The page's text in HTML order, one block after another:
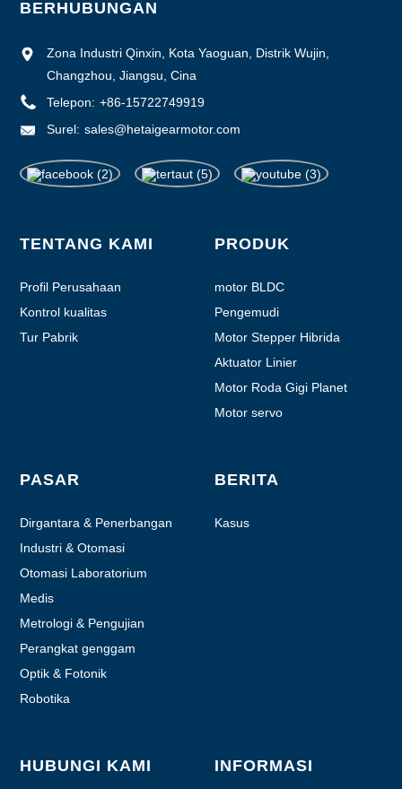
BERHUBUNGAN
Zona Industri Qinxin, Kota Yaoguan, Distrik Wujin,
Changzhou, Jiangsu, Cina
Telepon: +86-15722749919
Surel: sales@hetaigearmotor.com
TENTANG KAMI
Profil Perusahaan
Kontrol kualitas
Tur Pabrik
PRODUK
motor BLDC
Pengemudi
Motor Stepper Hibrida
Aktuator Linier
Motor Roda Gigi Planet
Motor servo
PASAR
Dirgantara & Penerbangan
Industri & Otomasi
Otomasi Laboratorium
Medis
Metrologi & Pengujian
Perangkat genggam
bermotor
Optik & Fotonik
Robotika
BERITA
Kasus
HUBUNGI KAMI INFORMASI